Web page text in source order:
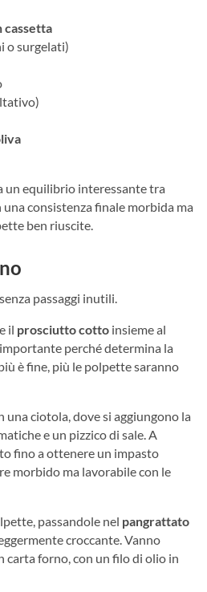
cassetta
o surgelati)
un equilibrio interessante tra
consistenza finale morbida ma
ben riuscite.
passaggi inutili.
il prosciutto cotto insieme al
perché determina la
è fine, più le polpette saranno
ciotola, dove si aggiungono la
e un pizzico di sale. A
fino a ottenere un impasto
morbido ma lavorabile con le
passandole nel pangrattato
croccante. Vanno
carta forno, con un filo di olio in